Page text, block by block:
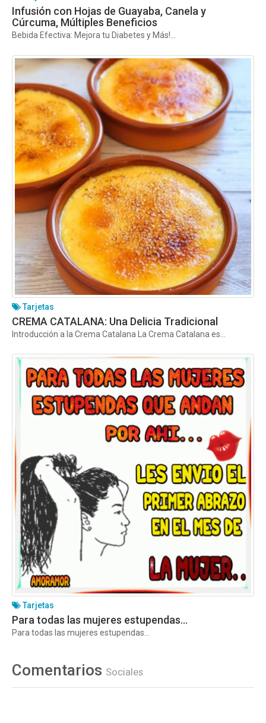
Infusión con Hojas de Guayaba, Canela y
Cúrcuma, Múltiples Beneficios
Bebida Efectiva: Mejora tu Diabetes y Más!...
Tarjetas
CREMA CATALANA: Una Delicia Tradicional
Introducción a la Crema Catalana La Crema Catalana es...
Tarjetas
Para todas las mujeres estupendas…
Para todas las mujeres estupendas…
Comentarios Sociales